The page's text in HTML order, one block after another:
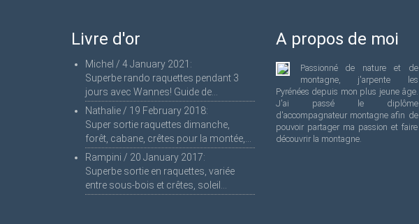
Livre d'or
Michel / 4 January 2021 :
Superbe rando raquettes pendant 3
jours avec Wannes! Guide de...
Nathalie / 19 February 2018:
Super sortie raquettes dimanche,
forêt, cabane, crêtes pour la montée,...
Rampini / 20 January 2017:
Superbe sortie en raquettes, variée
entre sous-bois et crêtes, soleil...
A propos de moi
Passionné de nature et de
montagne, j'arpente les
Pyrénées depuis mon plus jeune âge.
J'ai passé le diplôme
d'accompagnateur montagne afin de
pouvoir partager ma passion et faire
découvrir la montagne.